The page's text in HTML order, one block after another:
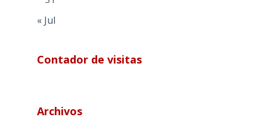
« Jul
Contador de visitas
Archivos